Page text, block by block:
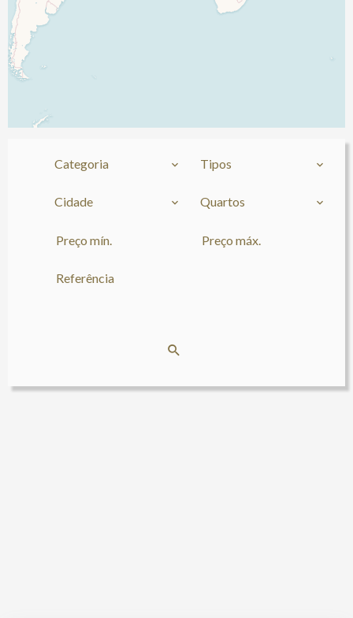
Categoria Tipos
Cidade Quartos